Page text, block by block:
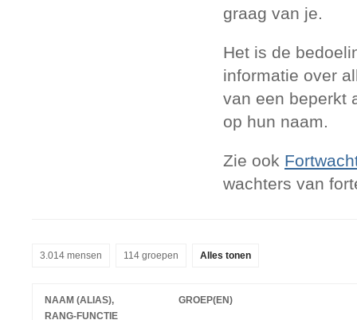
graag van je.
Het is de
informatie over
van een beperkt
op hun naam.
Zie ook
wachters van
3.014 mensen 114 groepen Alles tonen
NAAM (ALIAS),
RANG-FUNCTIE
GROEP(EN)